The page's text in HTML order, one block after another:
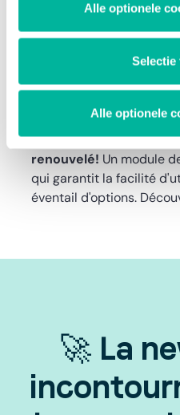
Alle optionele
Selectie
Alle optionele
fait de la newsletter un
respectueux de
Module renouvelé!
Le dernier et peut-être
module de Twizzit a
renouvelé! Un module
qui garantit la facilité
éventail d'options.
🚀 La